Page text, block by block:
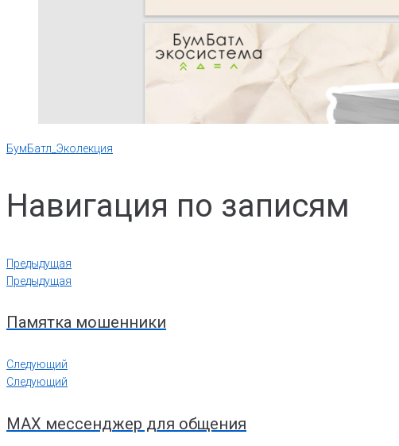
БумБатл_Эколекция
Навигация по записям
Предыдущая
Предыдущая
Памятка мошенники
Следующий
Следующий
MAX мессенджер для общения